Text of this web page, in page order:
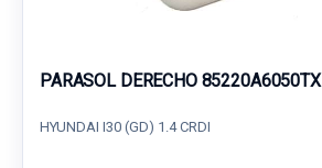
PARASOL DERECHO 85220A6050TX
HYUNDAI I30 (GD) 1.4 CRDI